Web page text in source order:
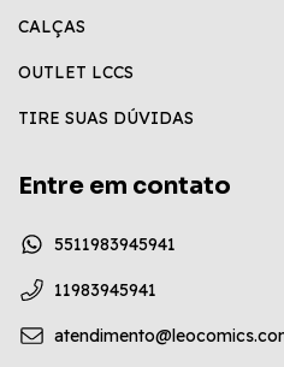
CALÇAS
OUTLET LCCS
TIRE SUAS DÚVIDAS
Entre em contato
5511983945941
11983945941